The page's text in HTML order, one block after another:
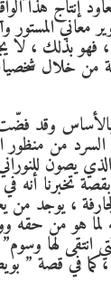
إنتاج هذا
معاني
فهو بذلك ، لا
من خلال
بالأساس وقد
السرد من
يصون
تخبرنا أنه في
، يوجد من
هو من حقه
انتقى لها